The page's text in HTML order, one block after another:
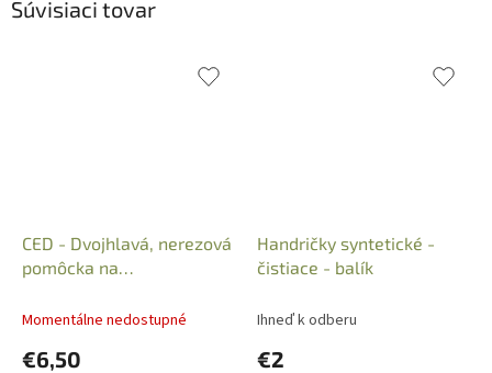
Súvisiaci tovar
CED - Dvojhlavá, nerezová
pomôcka na
Momentálne nedostupné
€6,50
Handričky syntetické -
čistiace - balík
Ihneď k odberu
€2